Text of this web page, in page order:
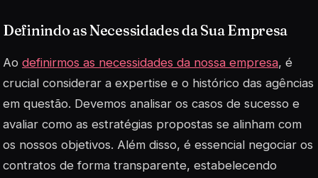
Definindo as Necessidades da Sua Empresa
Ao definirmos as necessidades da nossa empresa, é
crucial considerar a expertise e o histórico das agências
em questão. Devemos analisar os casos de sucesso e
avaliar como as estratégias propostas se alinham com
os nossos objetivos. Além disso, é essencial negociar os
contratos de forma transparente, estabelecendo